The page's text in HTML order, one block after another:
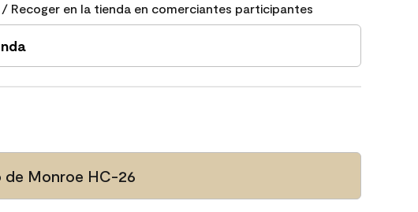
Recoger en la tienda en comerciantes participantes
de Monroe HC-26